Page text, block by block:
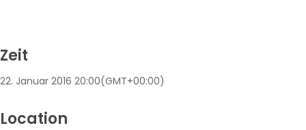
Zeit
22. Januar 2016 20:00(GMT+00:00)
Location